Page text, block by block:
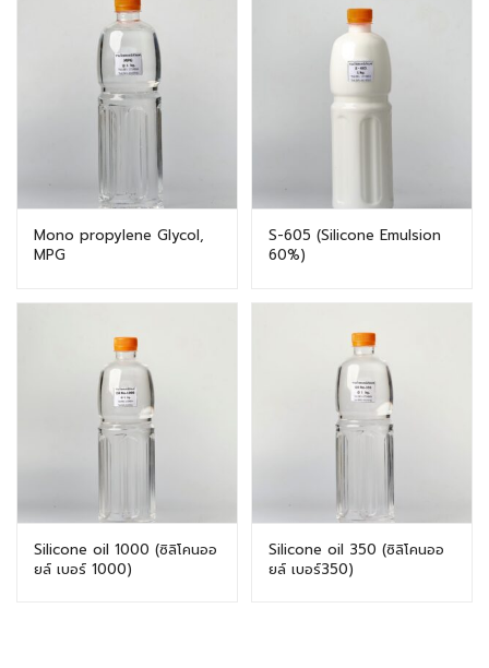
Mono propylene Glycol,
MPG
S-605 (Silicone Emulsion
60%)
Silicone oil 1000 (ซิลิโคนออ
ยล์ เบอร์ 1000)
Silicone oil 350 (ซิลิโคนออ
ยล์ เบอร์350)